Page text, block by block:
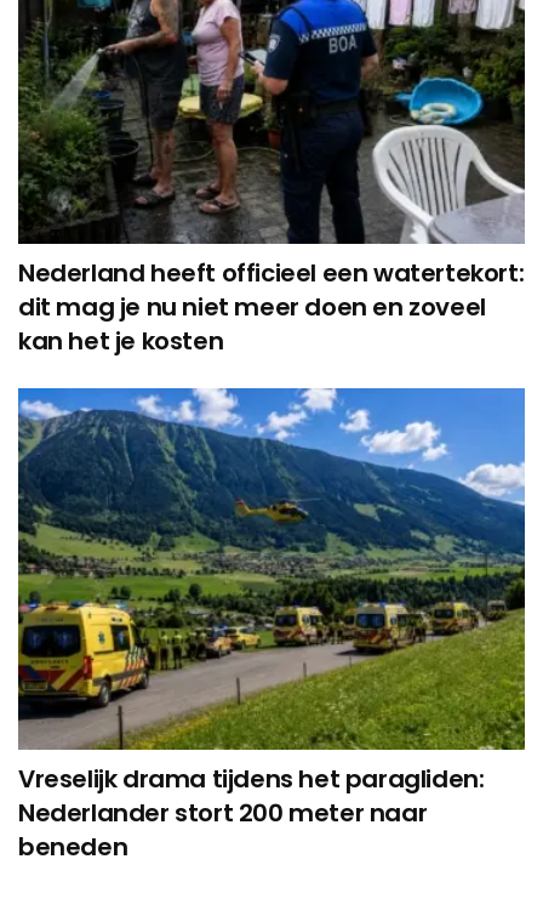
Nederland heeft officieel een watertekort:
dit mag je nu niet meer doen en zoveel
kan het je kosten
Vreselijk drama tijdens het paragliden:
Nederlander stort 200 meter naar
beneden